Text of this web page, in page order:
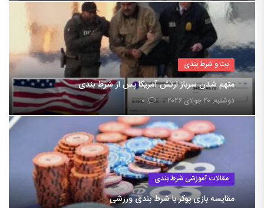
بت و شرط بندی
متهم شدن سرباز ارتش آمریکا پس از شرط بندی
دوشنبه, ۲۰ جولای ۲۰۲۶ ۰
مقالات آموزشی شرط بندی
مقایسه بازی پوکر با شرط بندی ورزشی